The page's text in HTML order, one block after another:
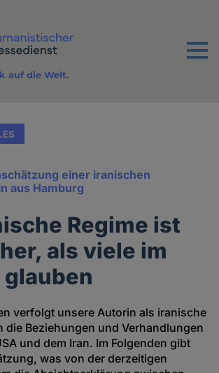
Menu
auf die Welt.
einer iranischen
aus Hamburg
Regime ist
als viele im
verfolgt unsere Autorin als iranische
die Beziehungen und Verhandlungen
und dem Iran. Im Folgenden gibt
was von der derzeitigen